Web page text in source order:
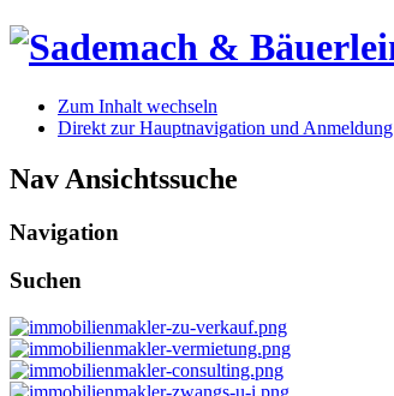
Zum Inhalt wechseln
Direkt zur Hauptnavigation und Anmeldung
Nav Ansichtssuche
Navigation
Suchen